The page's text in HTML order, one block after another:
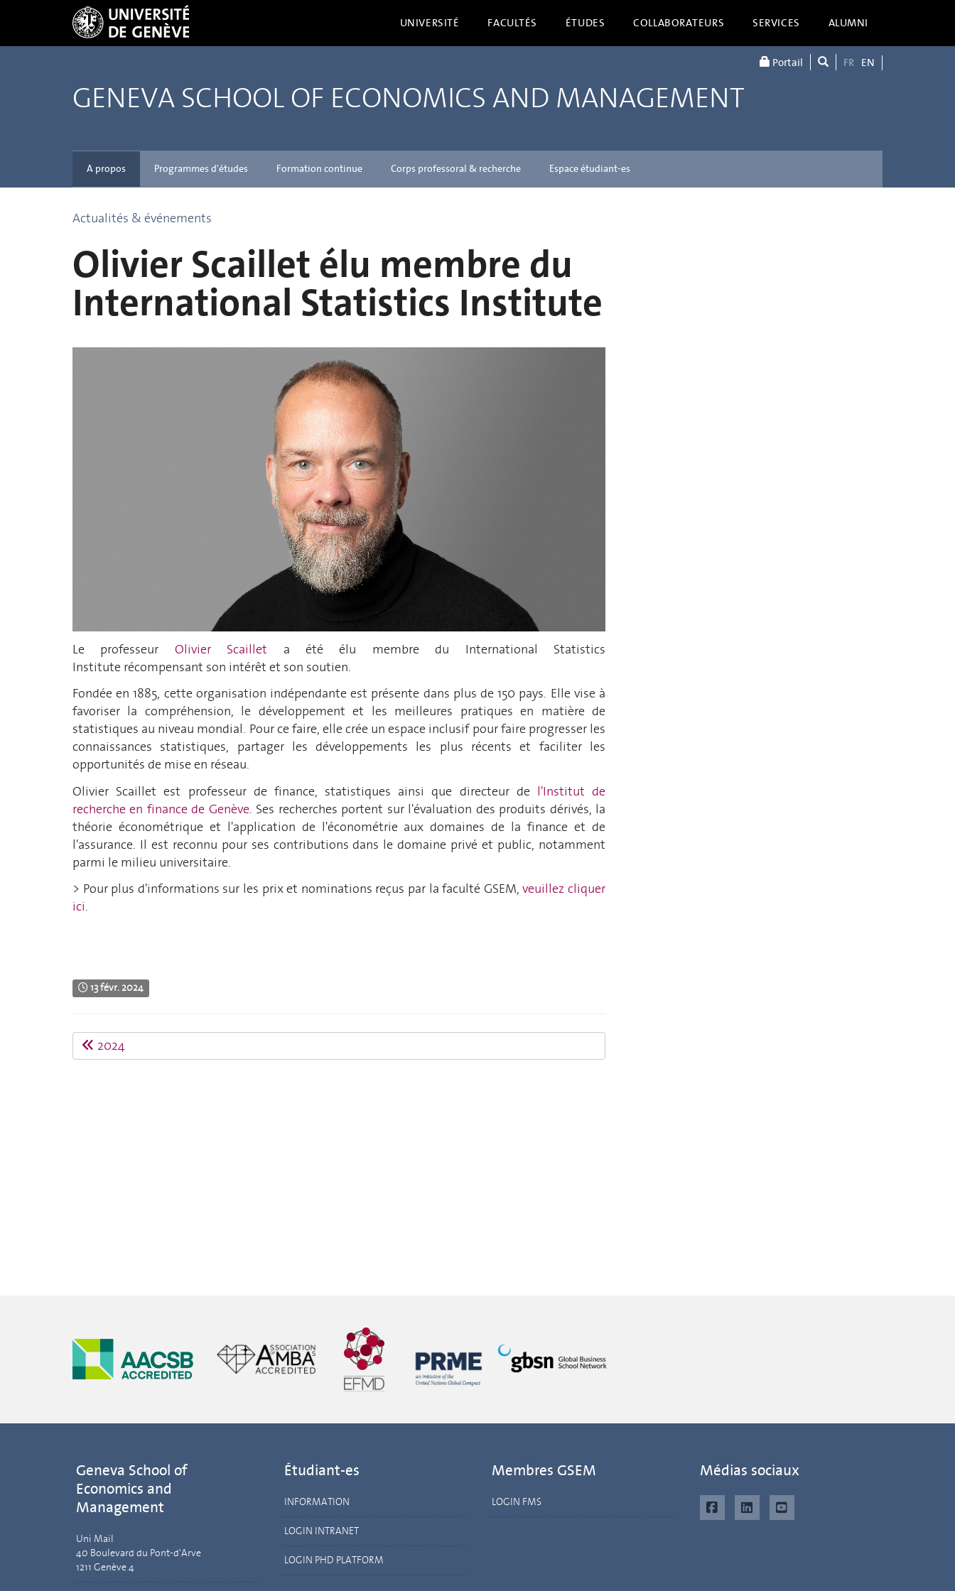
UNIVERSITÉ FACULTÉS ÉTUDES COLLABORATEURS SERVICES ALUMNI
Portail FR EN
GENEVA SCHOOL OF ECONOMICS AND MANAGEMENT
A propos Programmes d'études Formation continue Corps professoral & recherche Espace étudiant-es
Actualités & événements
Olivier Scaillet élu membre du
International Statistics Institute
Le professeur Olivier Scaillet a été élu membre du International Statistics
Institute récompensant son intérêt et son soutien.
Fondée en 1885, cette organisation indépendante est présente dans plus de 150 pays. Elle vise à
favoriser la compréhension, le développement et les meilleures pratiques en matière de
statistiques au niveau mondial. Pour ce faire, elle crée un espace inclusif pour faire progresser les
connaissances statistiques, partager les développements les plus récents et faciliter les
opportunités de mise en réseau.
Olivier Scaillet est professeur de finance, statistiques ainsi que directeur de l'Institut de
recherche en finance de Genève. Ses recherches portent sur l'évaluation des produits dérivés, la
théorie économétrique et l'application de l'économétrie aux domaines de la finance et de
l'assurance. Il est reconnu pour ses contributions dans le domaine privé et public, notamment
parmi le milieu universitaire.
> Pour plus d'informations sur les prix et nominations reçus par la faculté GSEM,veuillez cliquer
ici.
13 févr. 2024
2024
Geneva School of
Economics and
Management
Uni Mail
40 Boulevard du Pont-d'Arve
1211 Genève 4
Étudiant-es
INFORMATION
LOGIN INTRANET
LOGIN PHD PLATFORM
Membres GSEM
LOGIN FMS
Médias sociaux